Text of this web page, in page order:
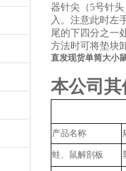
器针尖（5号针
入。注意此时左
尾的下四分之一
方法时可将垫块
直发现货单筒大小
本公司
产品名称
蛙、鼠解剖板